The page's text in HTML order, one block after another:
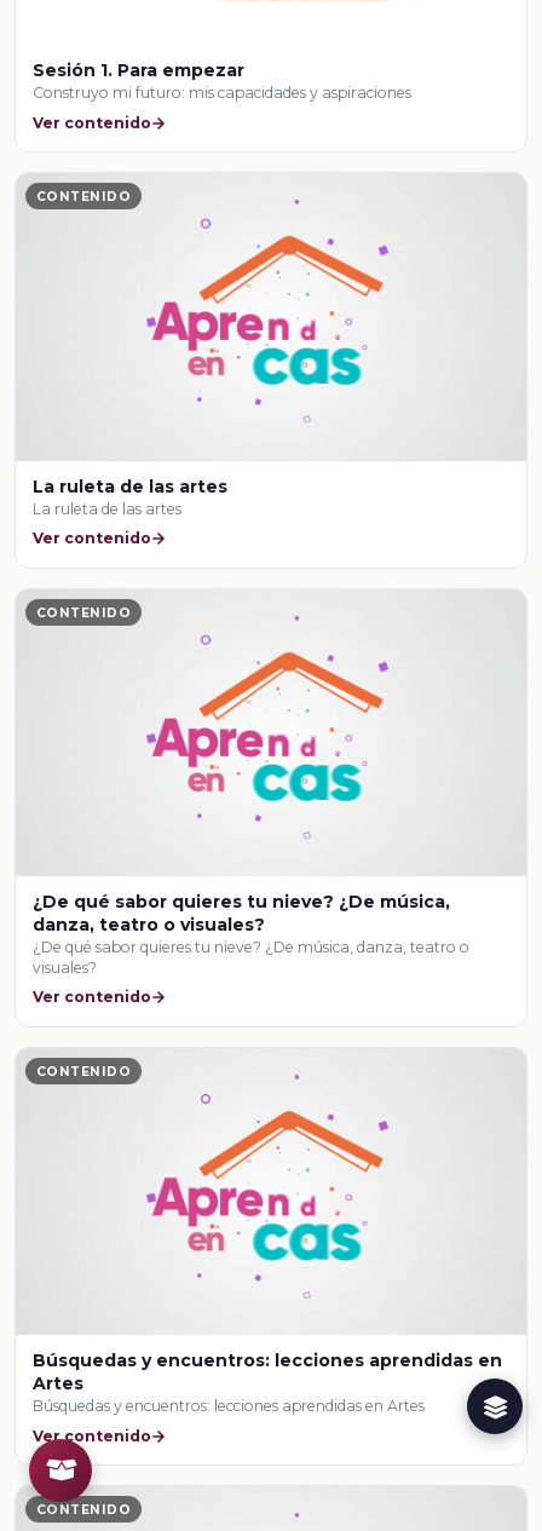
Sesión 1. Para empezar
Construyo mi futuro: mis capacidades y aspiraciones
Ver contenido
CONTENIDO
La ruleta de las artes
La ruleta de las artes
Ver contenido
CONTENIDO
¿De qué sabor quieres tu nieve? ¿De música,
danza, teatro o visuales?
¿De qué sabor quieres tu nieve? ¿De música, danza, teatro o
visuales?
Ver contenido
CONTENIDO
Búsquedas y encuentros: lecciones aprendidas en
Artes
Búsquedas y encuentros: lecciones aprendidas en Artes
Ver contenido
CONTENIDO